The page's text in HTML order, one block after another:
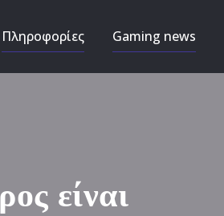
Πληροφορίες Gaming news
είναι